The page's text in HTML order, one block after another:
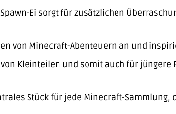
Ei sorgt für zusätzlichen
von Minecraft-Abenteuern an und
Kleinteilen und somit auch für jüngere
Stück für jede Minecraft-Sammlung,